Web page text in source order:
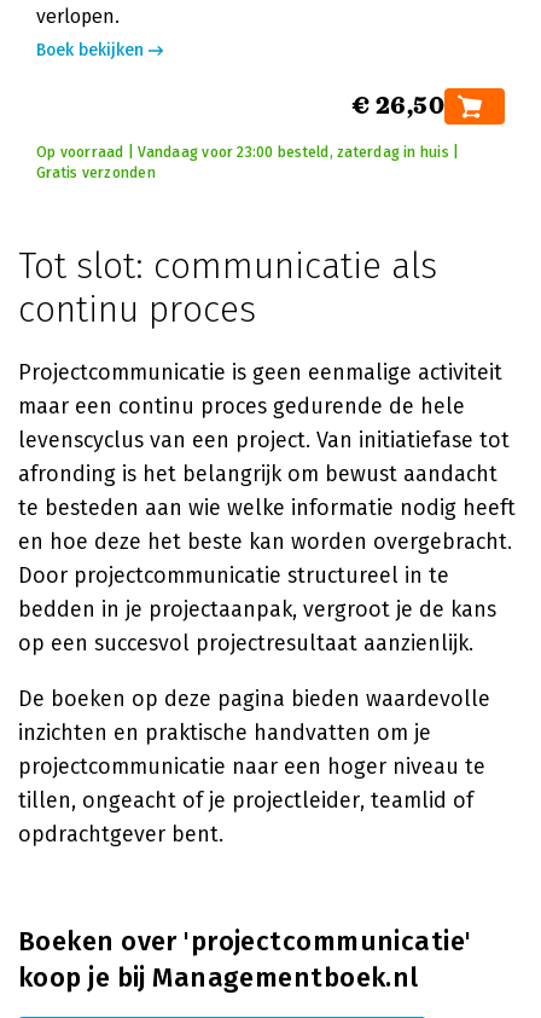
verlopen.
Boek bekijken
€ 26,50
Op voorraad | Vandaag voor 23:00 besteld, zaterdag in huis |
Gratis verzonden
Tot slot: communicatie als
continu proces
Projectcommunicatie is geen eenmalige activiteit
maar een continu proces gedurende de hele
levenscyclus van een project. Van initiatiefase tot
afronding is het belangrijk om bewust aandacht
te besteden aan wie welke informatie nodig heeft
en hoe deze het beste kan worden overgebracht.
Door projectcommunicatie structureel in te
bedden in je projectaanpak, vergroot je de kans
op een succesvol projectresultaat aanzienlijk.
De boeken op deze pagina bieden waardevolle
inzichten en praktische handvatten om je
projectcommunicatie naar een hoger niveau te
tillen, ongeacht of je projectleider, teamlid of
opdrachtgever bent.
Boeken over 'projectcommunicatie'
koop je bij Managementboek.nl